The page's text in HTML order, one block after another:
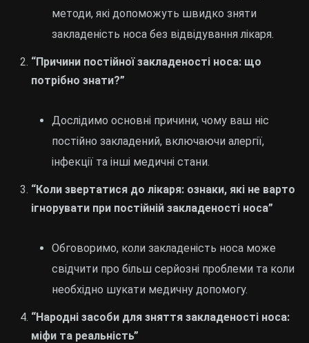
методи, які допоможуть швидко зняти
закладеність носа без відвідування лікаря.
“Причини постійної закладеності носа: що
потрібно знати?”
Дослідимо основні причини, чому ваш ніс
постійно закладений, включаючи алергії,
інфекції та інші медичні стани.
“Коли звертатися до лікаря: ознаки, які не варто
ігнорувати при постійній закладеності носа”
Обговоримо, коли закладеність носа може
свідчити про більш серйозні проблеми та коли
необхідно шукати медичну допомогу.
“Народні засоби для зняття закладеності носа:
міфи та реальність”